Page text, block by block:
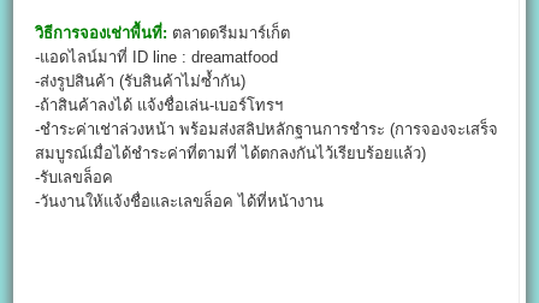
วิธีการจองเช่าพื้นที่: ตลาดดรีมมาร์เก็ต
-แอดไลน์มาที่ ID line : dreamatfood
-ส่งรูปสินค้า (รับสินค้าไม่ซ้ำกัน)
-ถ้าสินค้าลงได้ แจ้งชื่อเล่น-เบอร์โทรฯ
-ชำระค่าเช่าล่วงหน้า พร้อมส่งสลิปหลักฐานการชำระ (การจองจะเสร็จ
สมบูรณ์เมื่อได้ชำระค่าที่ตามที่ ได้ตกลงกันไว้เรียบร้อยแล้ว)
-รับเลขล็อค
-วันงานให้แจ้งชื่อและเลขล็อค ได้ที่หน้างาน